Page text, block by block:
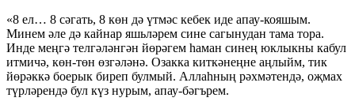
«8 ел… 8 сәгать, 8 көн дә үтмәс кебек иде апау-кояшым.
Минем әле дә кайнар яшьләрем сине сагынудан тама тора.
Инде меңгә телгәләнгән йөрәгем һаман синең юклыкны кабул
итмичә, көн-төн өзгәләнә. Озакка киткәнеңне аңлыйм, тик
йөрәккә боерык биреп булмый. Аллаһның рәхмәтендә, оҗмах
түрләрендә бул күз нурым, апау-бәгърем.